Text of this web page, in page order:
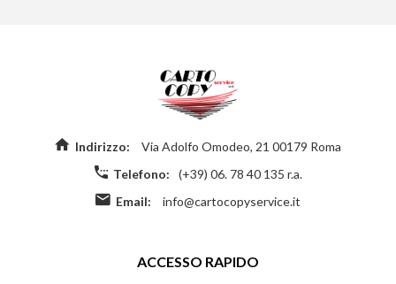
Indirizzo:
Via Adolfo Omodeo, 21 00179 Roma
Telefono:
(+39) 06. 78 40 135 r.a.
Email:
info@cartocopyservice.it
ACCESSO RAPIDO